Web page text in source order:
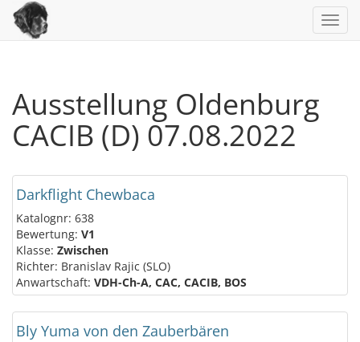
Ausstellung Oldenburg
CACIB (D) 07.08.2022
Darkflight Chewbaca
Katalognr: 638
Bewertung: V1
Klasse: Zwischen
Richter: Branislav Rajic (SLO)
Anwartschaft: VDH-Ch-A, CAC, CACIB, BOS
Bly Yuma von den Zauberbären